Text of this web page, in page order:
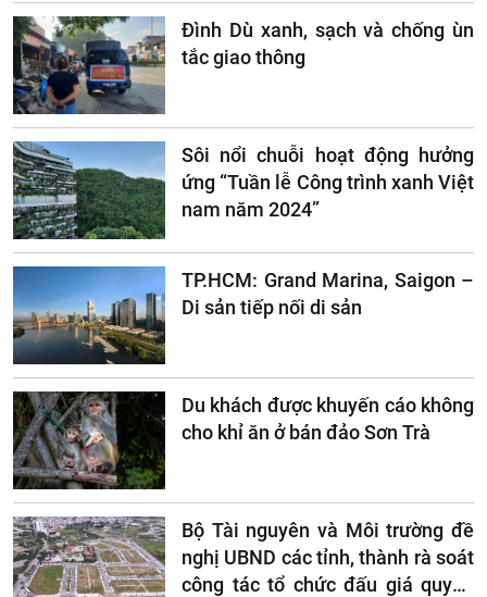
Đình Dù xanh, sạch và chống ùn
tắc giao thông
Sôi nổi chuỗi hoạt động hưởng
ứng “Tuần lễ Công trình xanh Việt
nam năm 2024”
TP.HCM: Grand Marina, Saigon –
Di sản tiếp nối di sản
Du khách được khuyến cáo không
cho khỉ ăn ở bán đảo Sơn Trà
Bộ Tài nguyên và Môi trường đề
nghị UBND các tỉnh, thành rà soát
công tác tổ chức đấu giá quyền